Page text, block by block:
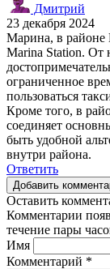
Дмитрий
23 декабря 2024
Марина, в районе
Marina Station. От
ограниченное
пользоваться
Кроме того, в
соединяет
быть удобной
внутри района.
Ответить
Добавить
Оставить
Комментарии
течение пары
Имя
Комментарий *